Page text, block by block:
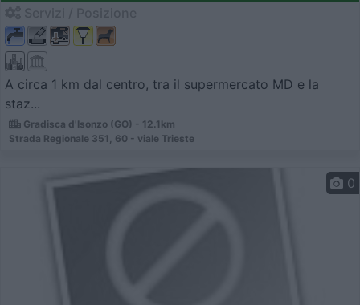
A circa 1 km dal centro, tra il supermercato MD e la
staz...
Gradisca d'Isonzo (GO) - 12.1km
Strada Regionale 351, 60 - viale Trieste
0